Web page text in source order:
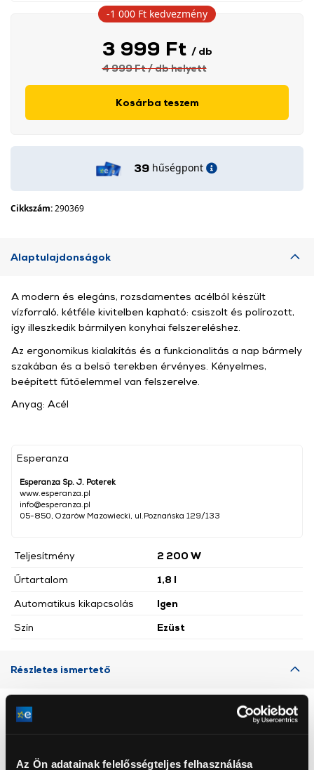
Az Ön adatainak felelősségteljes felhasználása
3 999 Ft / db
4 999 Ft/ dbhelyett
Kosárba teszem
-1 000 Ft kedvezmény
39 hűségpont
Cikkszám:290369
Alaptulajdonságok
Esperanza
Esperanza Sp. J. Poterek
www.esperanza.pl
info@esperanza.pl
05-850, Ożarów Mazowiecki, ul.Poznańska 129/133
Teljesítmény
2 200 W
Űrtartalom
1,8 l
Automatikus kikapcsolás
Igen
Szín
Ezüst
A modern és elegáns, rozsdamentes acélból készült
vízforraló, kétféle kivitelben kapható: csiszolt és polírozott,
így illeszkedik bármilyen konyhai felszereléshez.
Az ergonomikus kialakítás és a funkcionalitás a nap bármely
szakában és a belső terekben érvényes. Kényelmes,
beépített fűtőelemmel van felszerelve.
Anyag: Acél
Részletes ismertető